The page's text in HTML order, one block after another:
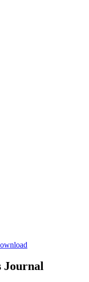
Journal